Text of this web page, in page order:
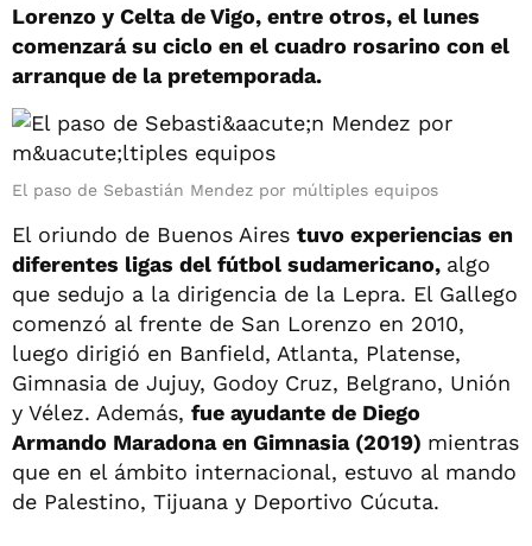
Lorenzo y Celta de Vigo, entre otros, el lunes
comenzará su ciclo en el cuadro rosarino con el
arranque de la pretemporada.
El paso de Sebastián Mendez por múltiples equipos
El oriundo de Buenos Aires tuvo experiencias en
diferentes ligas del fútbol sudamericano, algo
que sedujo a la dirigencia de la Lepra. El Gallego
comenzó al frente de San Lorenzo en 2010,
luego dirigió en Banfield, Atlanta, Platense,
Gimnasia de Jujuy, Godoy Cruz, Belgrano, Unión
y Vélez. Además, fue ayudante de Diego
Armando Maradona en Gimnasia (2019) mientras
que en el ámbito internacional, estuvo al mando
de Palestino, Tijuana y Deportivo Cúcuta.